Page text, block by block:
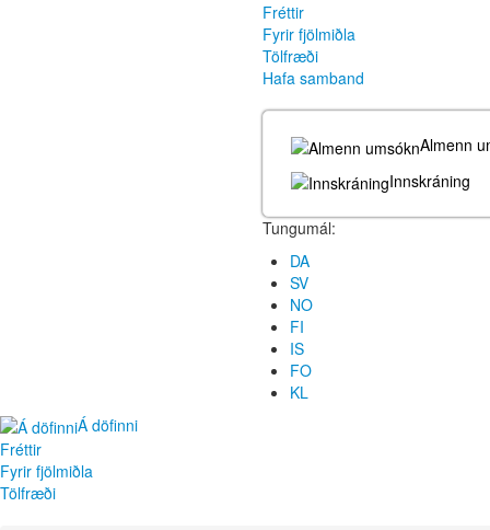
Fréttir
Fyrir fjölmiðla
Tölfræði
Hafa samband
Almenn
Innskráning
Tungumál:
DA
SV
NO
FI
IS
FO
KL
Á döfinni
Fréttir
Fyrir fjölmiðla
Tölfræði